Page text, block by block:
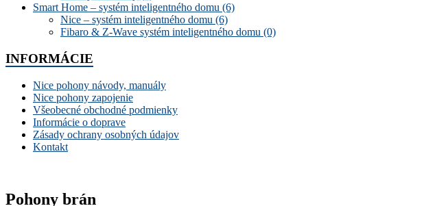
Smart Home – systém inteligentného domu (6)
Nice – systém inteligentného domu (6)
Fibaro & Z-Wave systém inteligentného domu (0)
INFORMÁCIE
Nice pohony návody, manuály
Nice pohony zapojenie
Všeobecné obchodné podmienky
Informácie o doprave
Zásady ochrany osobných údajov
Kontakt
Pohony brán